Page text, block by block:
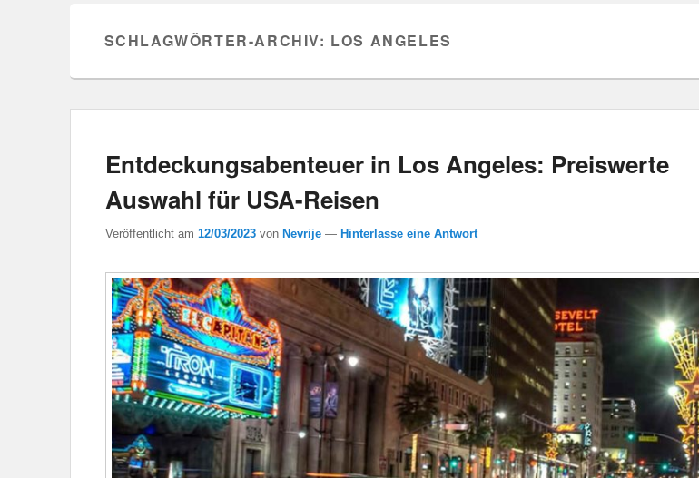
SCHLAGWÖRTER-ARCHIV: LOS ANGELES
Entdeckungsabenteuer in Los Angeles: Preiswerte
Auswahl für USA-Reisen
Veröffentlicht am 12/03/2023 von Nevrije — Hinterlasse eine Antwort